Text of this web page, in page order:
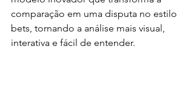
comparação em uma disputa no estilo
bets, tornando a análise mais visual,
interativa e fácil de entender.